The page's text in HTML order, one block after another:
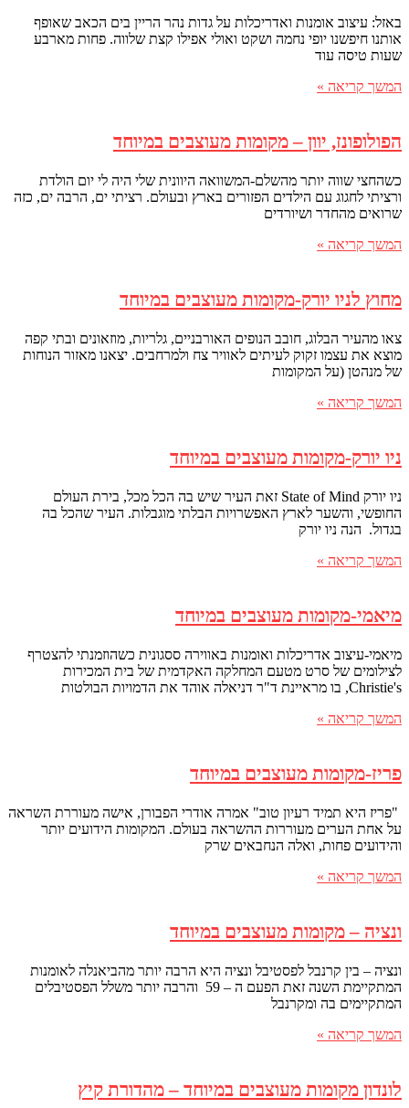
באזל: עיצוב אומנות ואדריכלות על גדות נהר הריין בים הכאב שאופף
אותנו חיפשנו יופי נחמה ושקט ואולי אפילו קצת שלווה. פחות מארבע
שעות טיסה עוד
המשך קריאה »
הפולופונז, יוון – מקומות מעוצבים במיוחד
כשהחצי שווה יותר מהשלם-המשוואה היוונית שלי היה לי יום הולדת
ורציתי לחגוג עם הילדים הפזורים בארץ ובעולם. רציתי ים, הרבה ים, כזה
שרואים מהחדר ושיורדים
המשך קריאה »
מחוץ לניו יורק-מקומות מעוצבים במיוחד
צאו מהעיר הבלוג, חובב הנופים האורבניים, גלריות, מוזאונים ובתי קפה
מוצא את עצמו זקוק לעיתים לאוויר צח ולמרחבים. יצאנו מאזור הנוחות
של מנהטן (על המקומות
המשך קריאה »
ניו יורק-מקומות מעוצבים במיוחד
ניו יורק State of Mind זאת העיר שיש בה הכל מכל, בירת העולם
החופשי, והשער לארץ האפשרויות הבלתי מוגבלות. העיר שהכל בה
בגדול. הנה ניו יורק
המשך קריאה »
מיאמי-מקומות מעוצבים במיוחד
מיאמי-עיצוב אדריכלות ואומנות באווירה ססגונית כשהוזמנתי להצטרף
לצילומים של סרט מטעם המחלקה האקדמית של בית המכירות
Christie's, בו מראיינת ד"ר דניאלה אוהד את הדמויות הבולטות
המשך קריאה »
פריז-מקומות מעוצבים במיוחד
"פריז היא תמיד רעיון טוב" אמרה אודרי הפבורן, אישה מעוררת השראה
על אחת הערים מעוררות ההשראה בעולם. המקומות הידועים יותר
והידועים פחות, ואלה הנחבאים שרק
המשך קריאה »
ונציה – מקומות מעוצבים במיוחד
ונציה – בין קרנבל לפסטיבל ונציה היא הרבה יותר מהביאנלה לאומנות
המתקיימת השנה זאת הפעם ה – 59 והרבה יותר משלל הפסטיבלים
המתקיימים בה ומקרנבל
המשך קריאה »
לונדון מקומות מעוצבים במיוחד – מהדורת קיץ